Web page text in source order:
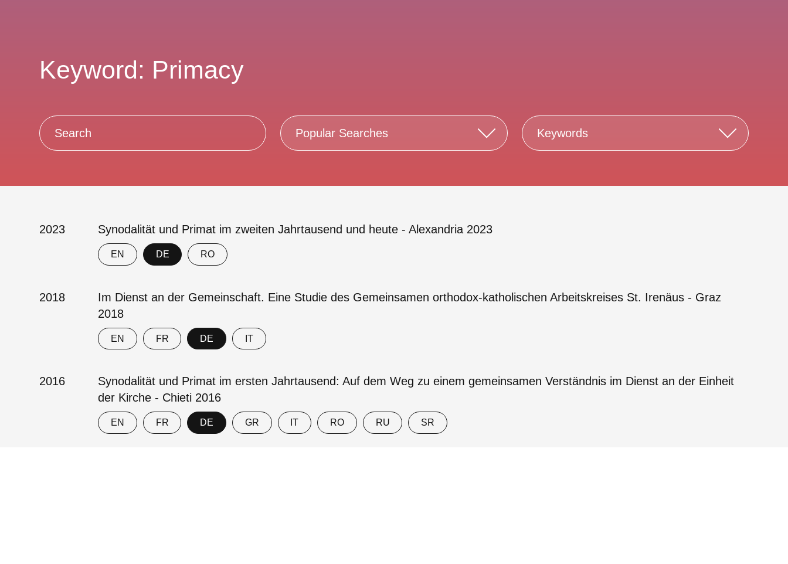
Keyword: Primacy
Popular Searches Keywords
2023 Synodalität und Primat im zweiten Jahrtausend und heute - Alexandria 2023
EN DE RO
2018
Im Dienst an der Gemeinschaft. Eine Studie des Gemeinsamen orthodox-katholischen Arbeitskreises St. Irenäus - Graz
2018
EN FR DE IT
2016
Synodalität und Primat im ersten Jahrtausend: Auf dem Weg zu einem gemeinsamen Verständnis im Dienst an der Einheit
der Kirche - Chieti 2016
EN FR DE GR IT RO RU SR